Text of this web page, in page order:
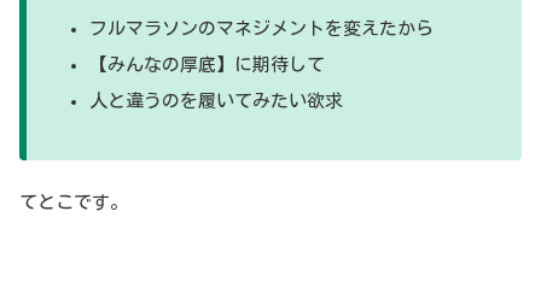
フルマラソンのマネジメントを変えたから
【みんなの厚底】に期待して
人と違うのを履いてみたい欲求
てとこです。